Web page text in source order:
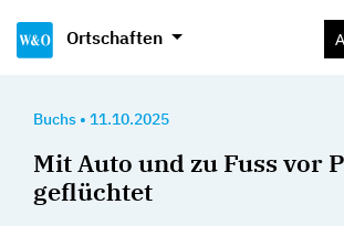
Ortschaften
Buchs • 11.10.2025
Mit Auto und zu Fuss vor
geflüchtet